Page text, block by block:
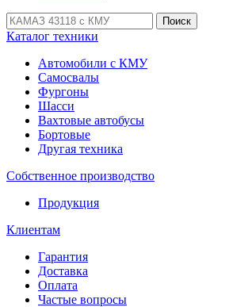
Поиск
Каталог техники
Автомобили с КМУ
Самосвалы
Фургоны
Шасси
Вахтовые автобусы
Бортовые
Другая техника
Собственное производство
Продукция
Клиентам
Гарантия
Доставка
Оплата
Частые вопросы